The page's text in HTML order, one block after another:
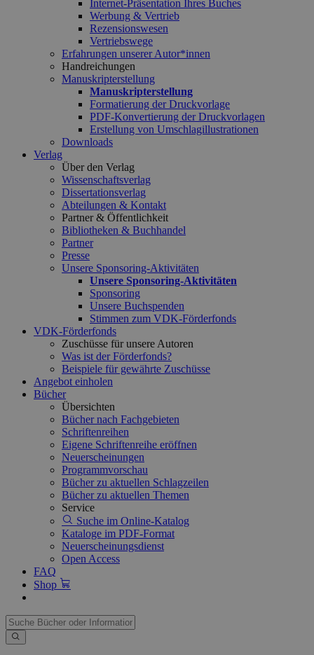
Internet-Präsentation Ihres Buches
Werbung & Vertrieb
Rezensionswesen
Vertriebswege
Erfahrungen unserer Autor*innen
Handreichungen
Manuskripterstellung
Manuskripterstellung
Formatierung der Druckvorlage
PDF-Konvertierung der Druckvorlagen
Erstellung von Umschlagillustrationen
Downloads
Verlag
Über den Verlag
Wissenschaftsverlag
Dissertationsverlag
Abteilungen & Kontakt
Partner & Öffentlichkeit
Bibliotheken & Buchhandel
Partner
Presse
Unsere Sponsoring-Aktivitäten
Unsere Sponsoring-Aktivitäten
Sponsoring
Unsere Buchspenden
Stimmen zum VDK-Förderfonds
VDK-Förderfonds
Zuschüsse für unsere Autoren
Was ist der Förderfonds?
Beispiele für gewährte Zuschüsse
Angebot einholen
Bücher
Übersichten
Bücher nach Fachgebieten
Schriftenreihen
Eigene Schriftenreihe eröffnen
Neuerscheinungen
Programmvorschau
Bücher zu aktuellen Schlagzeilen
Bücher zu aktuellen Themen
Service
Suche im Online-Katalog
Kataloge im PDF-Format
Neuerscheinungsdienst
Open Access
FAQ
Shop